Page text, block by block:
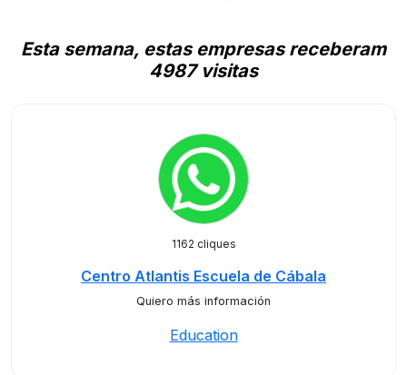
Esta semana, estas empresas receberam
4987 visitas
1162 cliques
Centro Atlantis Escuela de Cábala
Quiero más información
Education